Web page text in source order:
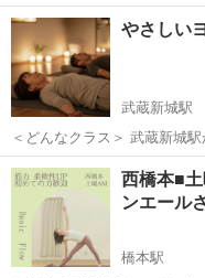
代から70代まで幅広い世代
ます。 身体がかたい方や、はじめての方でも大丈夫。 アロマや薬膳
茶...
神奈川 川崎市 高津駅
やさしい
武蔵新城駅
＜どんなクラス＞ 武蔵新城駅から徒歩3分のやさしいヨガクラスで
す。 20代から70代まで幅広い世代の方が集まって、 毎週水曜日の午
神奈川 川崎市 武蔵新
西橋本■
ンエール
橋本駅